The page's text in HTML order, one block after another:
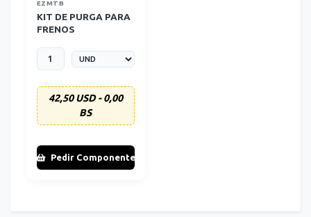
EZMTB
KIT DE PURGA PARA
FRENOS
42,50 USD - 0,00
BS
Pedir Componente